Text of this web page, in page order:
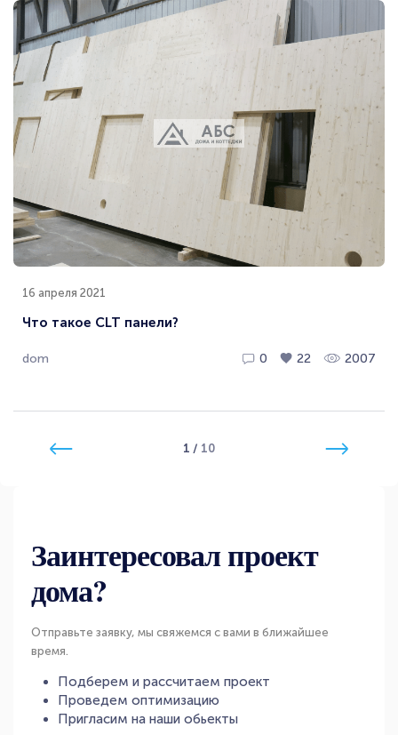
16 апреля 2021
Что такое CLT панели?
dom 0 22 2007
1 / 10
Заинтересовал проект
дома?
Отправьте заявку, мы свяжемся с вами в ближайшее
время.
Подберем и рассчитаем проект
Проведем оптимизацию
Пригласим на наши обьекты